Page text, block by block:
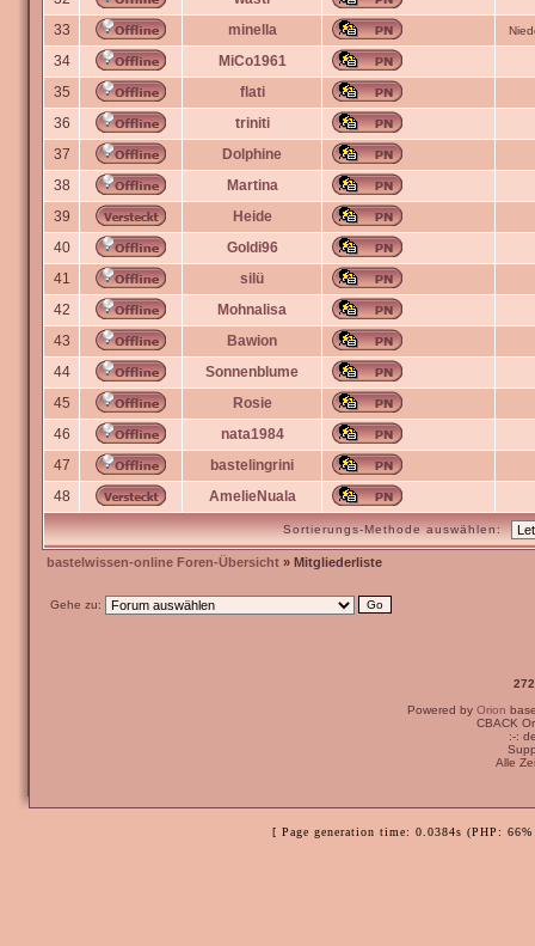
33
minella
34
MiCo1961
35
flati
36
triniti
37
Dolphine
38
Martina
39
Heide
40
Goldi96
41
silü
42
Mohnalisa
43
Bawion
44
Sonnenblume
45
Rosie
46
nata1984
47
bastelingrini
48
AmelieNuala
Sortierungs-Methode auswählen:
bastelwissen-online Foren-Übersicht » Mitgliederliste
Gehe zu:
Powered by Orion
CBACK
:-:
Alle
[ Page generation time: 0.0384s (PHP: